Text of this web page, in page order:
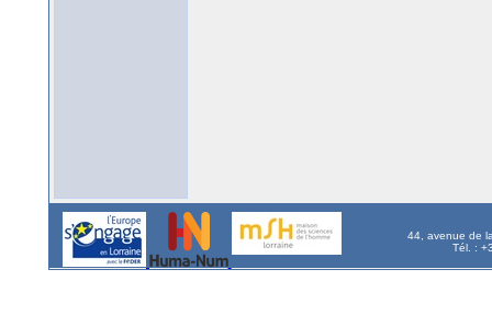
44, avenue de
Tél. :